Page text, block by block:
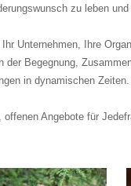
zu leben
Unternehmen, Ihre
der Begegnung,
in dynamischen Zeiten.
Angebote für